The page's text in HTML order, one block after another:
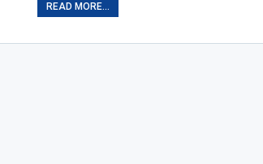
READ MORE...